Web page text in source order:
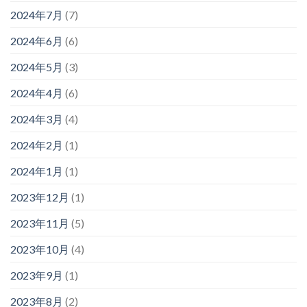
2024年7月 (7)
2024年6月 (6)
2024年5月 (3)
2024年4月 (6)
2024年3月 (4)
2024年2月 (1)
2024年1月 (1)
2023年12月 (1)
2023年11月 (5)
2023年10月 (4)
2023年9月 (1)
2023年8月 (2)